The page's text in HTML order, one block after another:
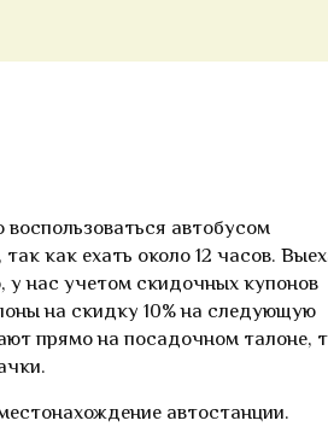
автобусом
как ехать около 12 часов.
у нас учетом скидочных купонов
на скидку 10% на следующую
прямо на посадочном талоне,
автостанции.